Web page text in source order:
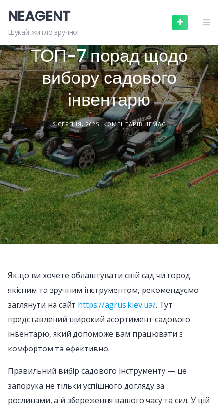
content
NEAGENT
Шукай житло зручно!САДОВА ТЕХНІКА
ТОП-7 порад щодо
вибору садового
інвентарю
5 СЕРПНЯ, 2025 КОМЕНТАРІВ НЕМАЄ
Якщо ви хочете облаштувати свій сад чи город
якісним та зручним інструментом, рекомендуємо
заглянути на сайт https://agrus.kiev.ua/. Тут
представлений широкий асортимент садового
інвентарю, який допоможе вам працювати з
комфортом та ефективно.
Правильний вибір садового інструменту — це
запорука не тільки успішного догляду за
рослинами, а й збереження вашого часу та сил. У цій